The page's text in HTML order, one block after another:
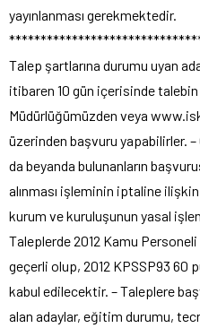
yayınlanması gerekmektedir.
Talep şartlarına durumu uyan
itibaren 10 gün içerisinde talebin
Müdürlüğümüzden veya
üzerinden başvuru yapabilirler. –
da beyanda bulunanların
alınması işleminin iptaline
kurum ve kuruluşunun yasal
Taleplerde 2012 Kamu Personeli
geçerli olup, 2012 KPSSP93 60
kabul edilecektir. – Taleplere
alan adaylar, eğitim durumu,